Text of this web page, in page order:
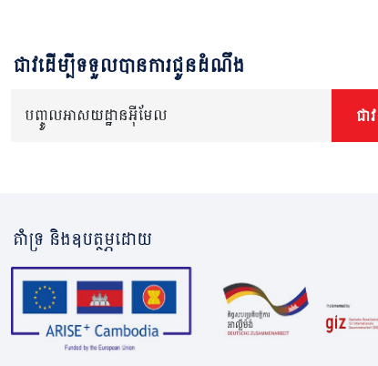
ជាវដើម្បីទទួលបានការជូនដំណឹង
បញ្ចូលអាសយដ្ឋានអ៊ីមែល ជាវ
គាំទ្រ និងឧបត្ថម្ភដោយ